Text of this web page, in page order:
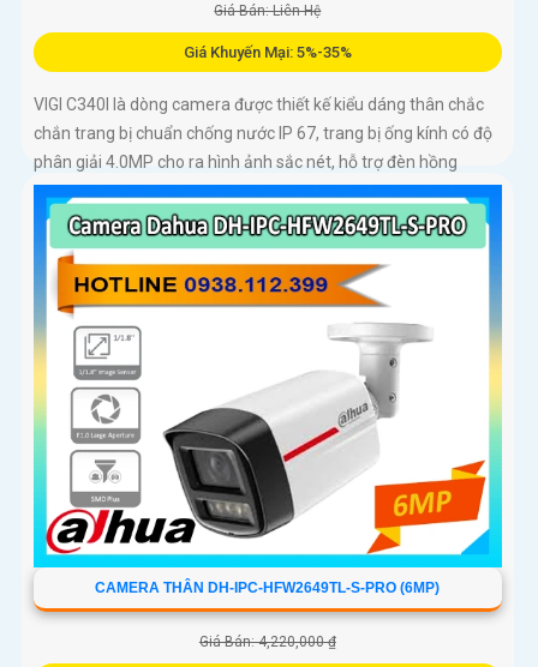
Giá Bán: Liên Hệ
Giá Khuyến Mại: 5%-35%
VIGI C340I là dòng camera được thiết kế kiểu dáng thân chắc
chắn trang bị chuẩn chống nước IP 67, trang bị ống kính có độ
phân giải 4.0MP cho ra hình ảnh sắc nét, hỗ trợ đèn hồng
ngoại nhìn có màu vào ban đêm với khoảng cách 50m, công
nghệ Smart IR giúp chống lóa hình ảnh
CAMERA THÂN DH-IPC-HFW2649TL-S-PRO (6MP)
Giá Bán: 4,220,000 ₫